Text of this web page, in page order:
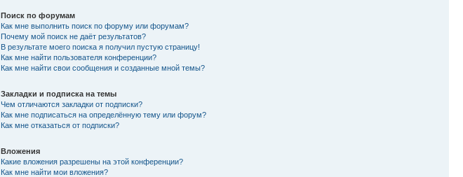
Поиск по форумам
Как мне выполнить поиск по форуму или форумам?
Почему мой поиск не даёт результатов?
В результате моего поиска я получил пустую страницу!
Как мне найти пользователя конференции?
Как мне найти свои сообщения и созданные мной темы?
Закладки и подписка на темы
Чем отличаются закладки от подписки?
Как мне подписаться на определённую тему или форум?
Как мне отказаться от подписки?
Вложения
Какие вложения разрешены на этой конференции?
Как мне найти мои вложения?